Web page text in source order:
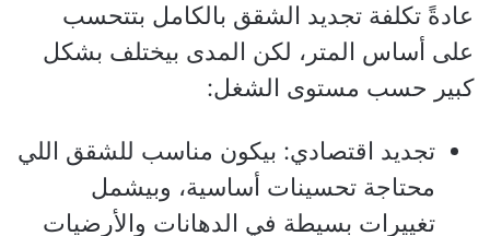
عادةً تكلفة تجديد الشقق بالكامل بتتحسب
على أساس المتر، لكن المدى بيختلف بشكل
كبير حسب مستوى الشغل:
تجديد اقتصادي: بيكون مناسب للشقق اللي
محتاجة تحسينات أساسية، وبيشمل
تغييرات بسيطة في الدهانات والأرضيات